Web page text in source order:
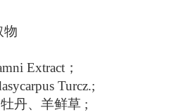
物
Extract ；
Turcz.;
丹、羊鲜草 ;